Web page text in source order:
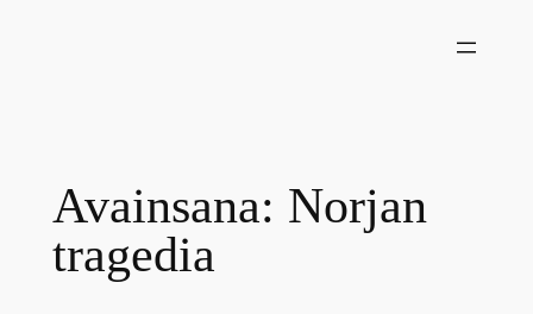
Avainsana: Norjan
tragedia